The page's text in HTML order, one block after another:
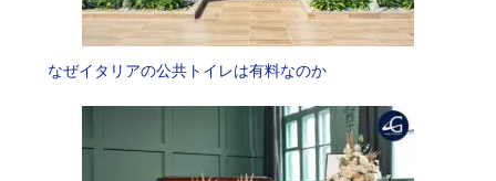
なぜイタリアの公共トイレは有料なのか